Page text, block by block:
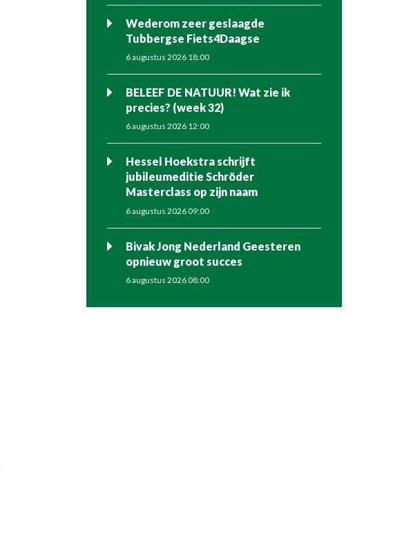
Wederom zeer geslaagde
Tubbergse Fiets4Daagse
6 augustus 2026 18:00
BELEEF DE NATUUR! Wat zie ik
precies? (week 32)
6 augustus 2026 12:00
Hessel Hoekstra schrijft
jubileumeditie Schröder
Masterclass op zijn naam
6 augustus 2026 09:00
Bivak Jong Nederland Geesteren
opnieuw groot succes
6 augustus 2026 08:00